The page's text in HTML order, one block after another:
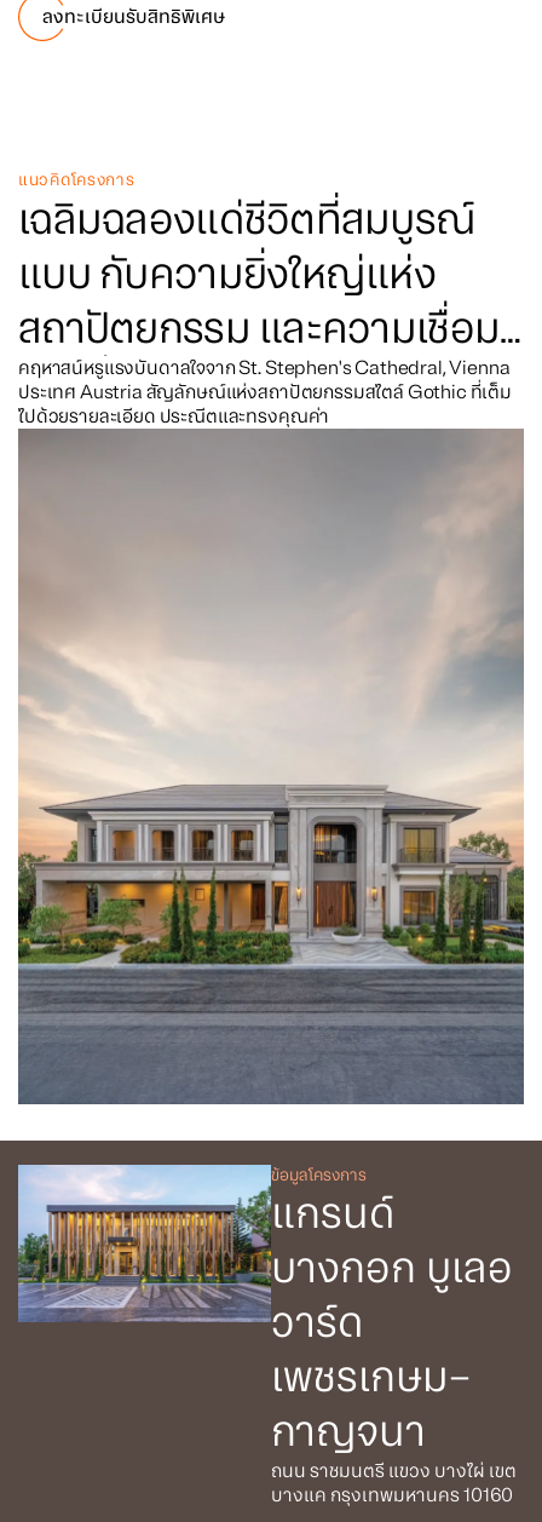
ลงทะเบียนรับสิทธิพิเศษ
แนวคิดโครงการ
เฉลิมฉลองแด่ชีวิตที่สมบูรณ์
แบบ กับความยิ่งใหญ่แห่ง
สถาปัตยกรรม และความเชื่อม
โยงเรื่องราวจากอดีตสู่ปัจจุบัน
คฤหาสน์หรูแรงบันดาลใจจาก St. Stephen's Cathedral, Vienna
ประเทศ Austria สัญลักษณ์แห่งสถาปัตยกรรมสไตล์ Gothic ที่เต็ม
ไปด้วยรายละเอียด ประณีตและทรงคุณค่า
ข้อมูลโครงการ
แกรนด์
บางกอก บูเลอ
วาร์ด
เพชรเกษม–
กาญจนา
ถนน ราชมนตรี แขวง บางไผ่ เขต
บางแค กรุงเทพมหานคร 10160